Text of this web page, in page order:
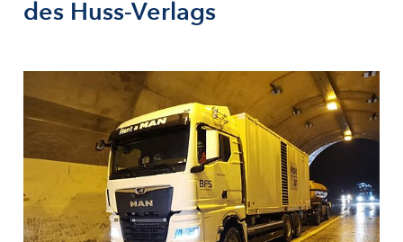
des Huss-Verlags